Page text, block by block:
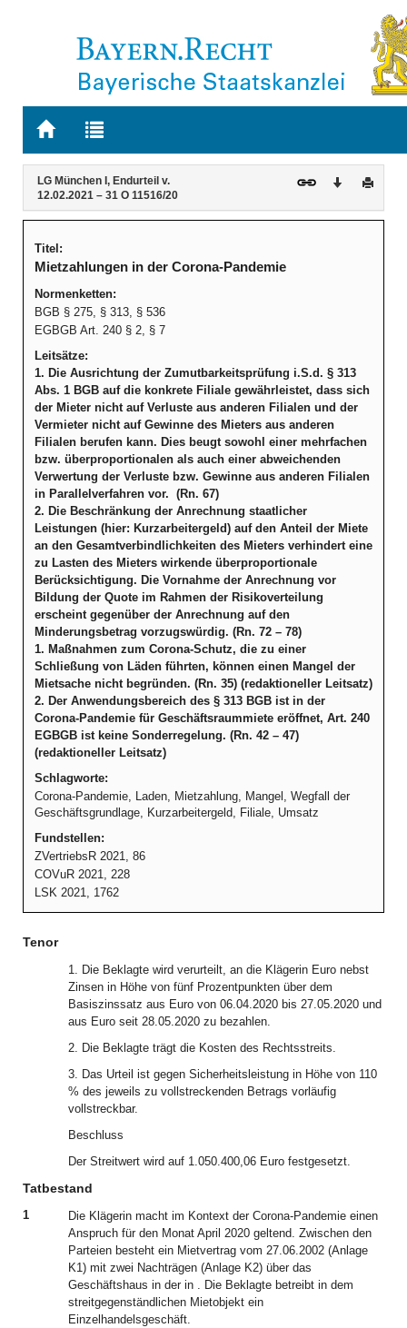
Zur
von
BAYERN.RECHT
Zur
der
letzten
Suche
Navigation
Inhalt
LG München I, Endurteil v.
12.02.2021 – 31 O 11516/20
Download
Titel:
Mietzahlungen in der Corona-Pandemie
Normenketten:
BGB § 275, § 313, § 536
EGBGB Art. 240 § 2, § 7
Leitsätze:
1. Die Ausrichtung der Zumutbarkeitsprüfung i.S.d. § 313
Abs. 1 BGB auf die konkrete Filiale gewährleistet, dass sich
der Mieter nicht auf Verluste aus anderen Filialen und der
Vermieter nicht auf Gewinne des Mieters aus anderen
Filialen berufen kann. Dies beugt sowohl einer mehrfachen
bzw. überproportionalen als auch einer abweichenden
Verwertung der Verluste bzw. Gewinne aus anderen Filialen
in Parallelverfahren vor. (Rn. 67)
2. Die Beschränkung der Anrechnung staatlicher
Leistungen (hier: Kurzarbeitergeld) auf den Anteil der Miete
an den Gesamtverbindlichkeiten des Mieters verhindert eine
zu Lasten des Mieters wirkende überproportionale
Berücksichtigung. Die Vornahme der Anrechnung vor
Bildung der Quote im Rahmen der Risikoverteilung
erscheint gegenüber der Anrechnung auf den
Minderungsbetrag vorzugswürdig. (Rn. 72 – 78)
1. Maßnahmen zum Corona-Schutz, die zu einer
Schließung von Läden führten, können einen Mangel der
Mietsache nicht begründen. (Rn. 35) (redaktioneller Leitsatz)
2. Der Anwendungsbereich des § 313 BGB ist in der
Corona-Pandemie für Geschäftsraummiete eröffnet, Art. 240
EGBGB ist keine Sonderregelung. (Rn. 42 – 47)
(redaktioneller Leitsatz)
Schlagworte:
Corona-Pandemie, Laden, Mietzahlung, Mangel, Wegfall der
Geschäftsgrundlage, Kurzarbeitergeld, Filiale, Umsatz
Fundstellen:
ZVertriebsR 2021, 86
COVuR 2021, 228
LSK 2021, 1762
Tenor
1. Die Beklagte wird verurteilt, an die Klägerin Euro nebst
Zinsen in Höhe von fünf Prozentpunkten über dem
Basiszinssatz aus Euro von 06.04.2020 bis 27.05.2020 und
aus Euro seit 28.05.2020 zu bezahlen.
2. Die Beklagte trägt die Kosten des Rechtsstreits.
3. Das Urteil ist gegen Sicherheitsleistung in Höhe von 110
% des jeweils zu vollstreckenden Betrags vorläufig
vollstreckbar.
Beschluss
Der Streitwert wird auf 1.050.400,06 Euro festgesetzt.
Tatbestand
1
Die Klägerin macht im Kontext der Corona-Pandemie einen
Anspruch für den Monat April 2020 geltend. Zwischen den
Parteien besteht ein Mietvertrag vom 27.06.2002 (Anlage
K1) mit zwei Nachträgen (Anlage K2) über das
Geschäftshaus in der in . Die Beklagte betreibt in dem
streitgegenständlichen Mietobjekt ein
Einzelhandelsgeschäft.